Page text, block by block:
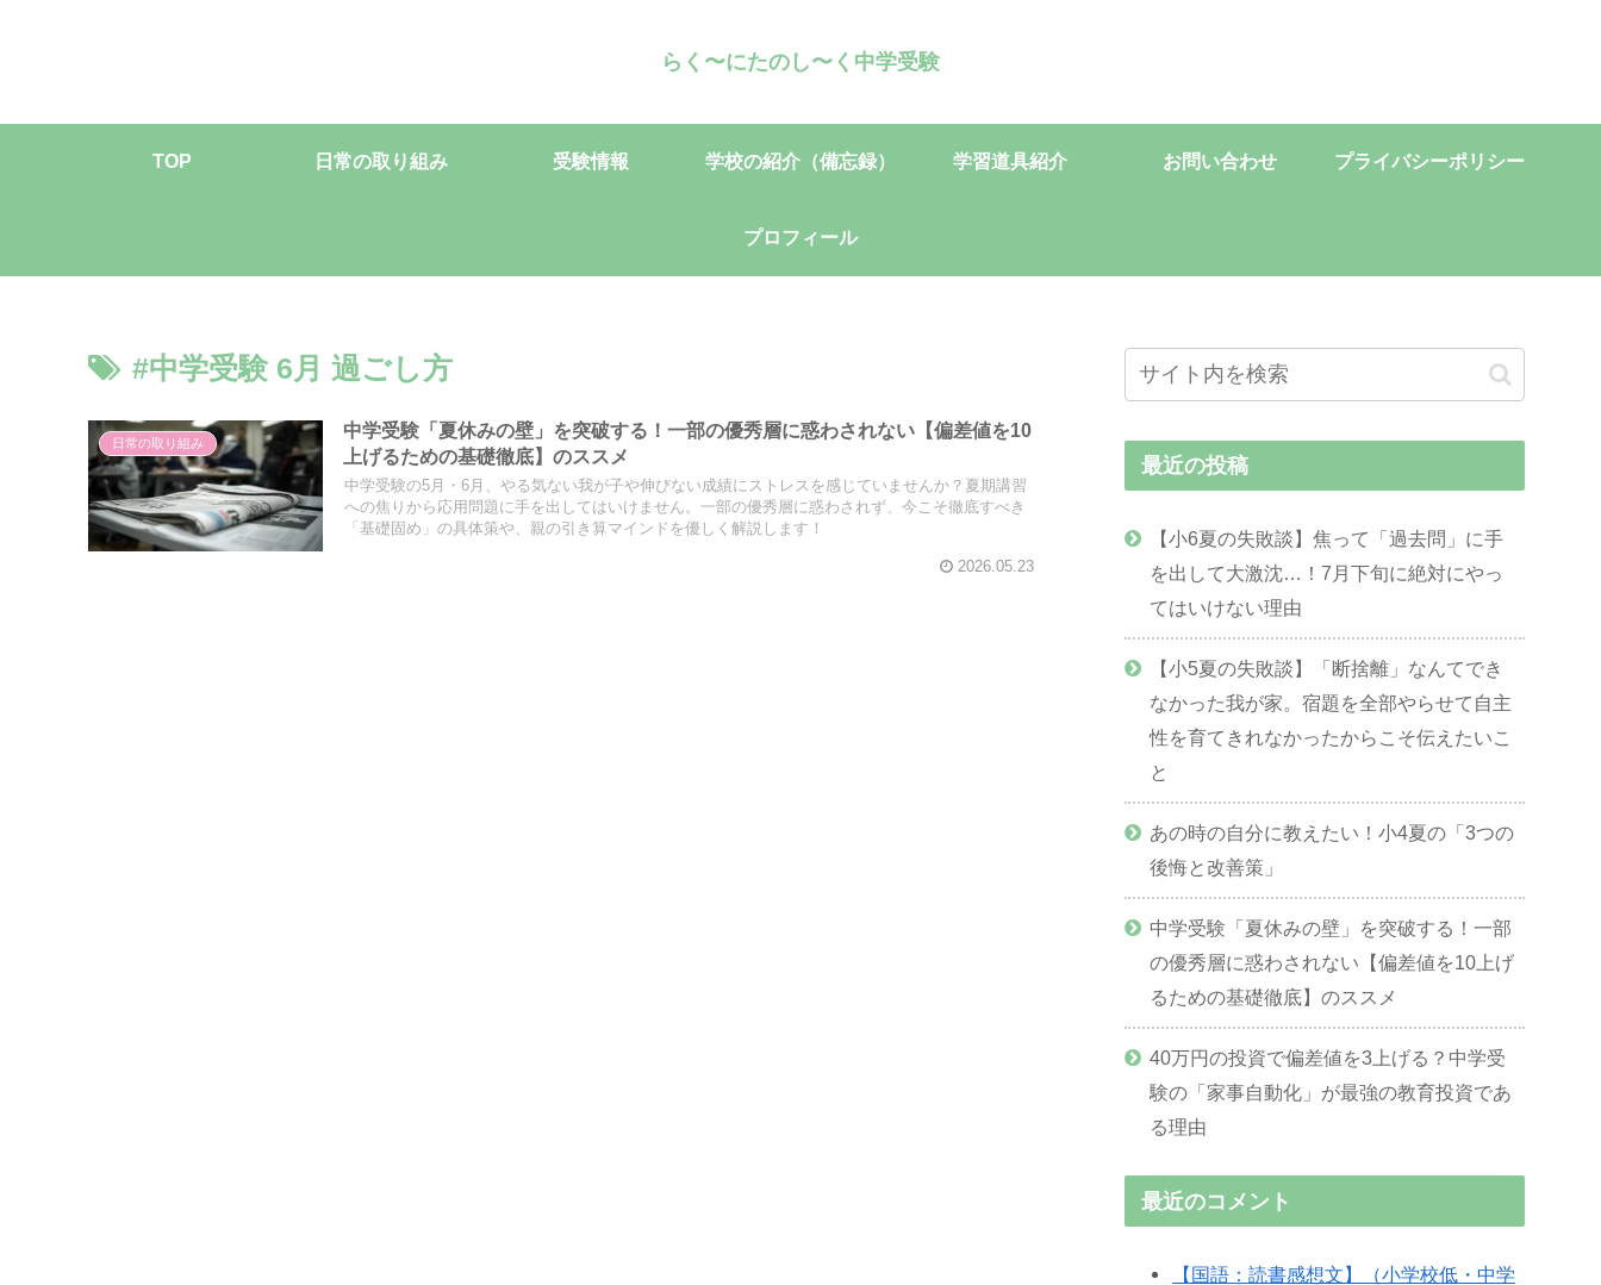
らく〜にたのし〜く中学受験
TOP 日常の取り組み 受験情報 学校の紹介（備忘録） 学習道具紹介 お問い合わせ プライバシーポリシー
プロフィール
#中学受験 6月 過ごし方
日常の取り組み
中学受験「夏休みの壁」を突破する！一部の優秀層に惑わされない【偏差値を10
上げるための基礎徹底】のススメ
中学受験の5月・6月、やる気ない我が子や伸びない成績にストレスを感じていませんか？夏期講習
への焦りから応用問題に手を出してはいけません。一部の優秀層に惑わされず、今こそ徹底すべき
「基礎固め」の具体策や、親の引き算マインドを優しく解説します！
2026.05.23
最近の投稿
【小6夏の失敗談】焦って「過去問」に手
を出して大激沈…！7月下旬に絶対にやっ
てはいけない理由
【小5夏の失敗談】「断捨離」なんてでき
なかった我が家。宿題を全部やらせて自主
性を育てきれなかったからこそ伝えたいこ
と
あの時の自分に教えたい！小4夏の「3つの
後悔と改善策」
中学受験「夏休みの壁」を突破する！一部
の優秀層に惑わされない【偏差値を10上げ
るための基礎徹底】のススメ
40万円の投資で偏差値を3上げる？中学受
験の「家事自動化」が最強の教育投資であ
る理由
最近のコメント
【国語：読書感想文】（小学校低・中学